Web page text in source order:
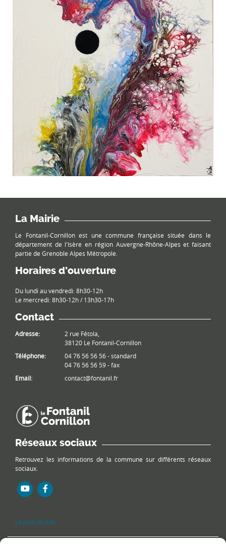
La Mairie
Le Fontanil-Cornillon est une commune française située dans le
département de l'Isère en région Auvergne-Rhône-Alpes et faisant
partie de Grenoble Alpes Métropole.
Horaires d’ouverture
Du lundi au vendredi: 8h30-12h
Le mercredi: 8h30-12h / 13h30-17h
Contact
Adresse:
2 rue Fétola,
38120 Le Fontanil-Cornillon
Téléphone:
04 76 56 56 56 - standard
04 76 56 56 59 - fax
Email:
contact@fontanil.fr
Réseaux sociaux
Retrouvez les informations de la commune sur différents réseaux
sociaux.
Le plan du site